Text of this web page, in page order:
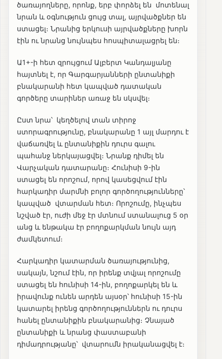
ծառայողները, որոնք, երբ փորձել են մոտենալ
նրան և օգնություն ցույց տալ, այրվածքներ են
ստացել։ Նրանից երկուսի այրվածքները խորն
էին ու նրանց նույնպես հոսպիտալացրել են։
Ա1+-ի հետ զրույցում Ալբերտ Կանդալյանը
հայտնել է, որ Գարգարյանների ընտանիքի
բնակարանի հետ կապված դատական
գործերը տարիներ առաջ են սկսվել։
Ըստ նրա՝ կեղծելով տան տիրոջ
ստորագրությունը, բնակարանը 1 այլ մարդու է
վաճառվել և ընտանիքին դուրս գալու
պահանջ ներկայացվել։ Նրանք դիմել են
Վարչական դատարանը։ Հունիսի 9-ին
ստացել են որոշում, որով կասեցվում էին
հարկադիր մարմնի բոլոր գործողությունները՝
կապված վտարման հետ։ Որոշումը, ինչպես
նշված էր, ուժի մեջ էր մտնում ստանալուց 5 օր
անց և ենթակա էր բողոքարկման նույն այդ
ժամկետում։
Հարկադիր կատարման ծառայությունից,
սակայն, նշում էին, որ իրենք տվյալ որոշումը
ստացել են հունիսի 14-ին, բողոքարկել են և
իրավունք ունեն արդեն այսօր՝ հունիսի 15-ին
կատարել իրենց գործողություններն ու դուրս
հանել ընտանիքին բնակարանից։ Չնայած
ընտանիքի և նրանց փաստաբանի
դիմադրությանը՝ վտարումն իրականացվել է։